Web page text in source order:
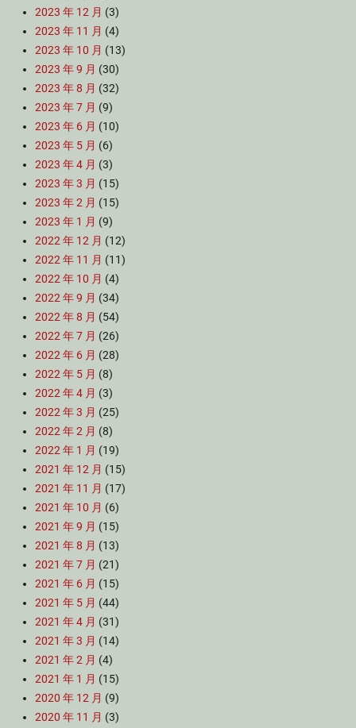
2023 年 12 月 (3)
2023 年 11 月 (4)
2023 年 10 月 (13)
2023 年 9 月 (30)
2023 年 8 月 (32)
2023 年 7 月 (9)
2023 年 6 月 (10)
2023 年 5 月 (6)
2023 年 4 月 (3)
2023 年 3 月 (15)
2023 年 2 月 (15)
2023 年 1 月 (9)
2022 年 12 月 (12)
2022 年 11 月 (11)
2022 年 10 月 (4)
2022 年 9 月 (34)
2022 年 8 月 (54)
2022 年 7 月 (26)
2022 年 6 月 (28)
2022 年 5 月 (8)
2022 年 4 月 (3)
2022 年 3 月 (25)
2022 年 2 月 (8)
2022 年 1 月 (19)
2021 年 12 月 (15)
2021 年 11 月 (17)
2021 年 10 月 (6)
2021 年 9 月 (15)
2021 年 8 月 (13)
2021 年 7 月 (21)
2021 年 6 月 (15)
2021 年 5 月 (44)
2021 年 4 月 (31)
2021 年 3 月 (14)
2021 年 2 月 (4)
2021 年 1 月 (15)
2020 年 12 月 (9)
2020 年 11 月 (3)